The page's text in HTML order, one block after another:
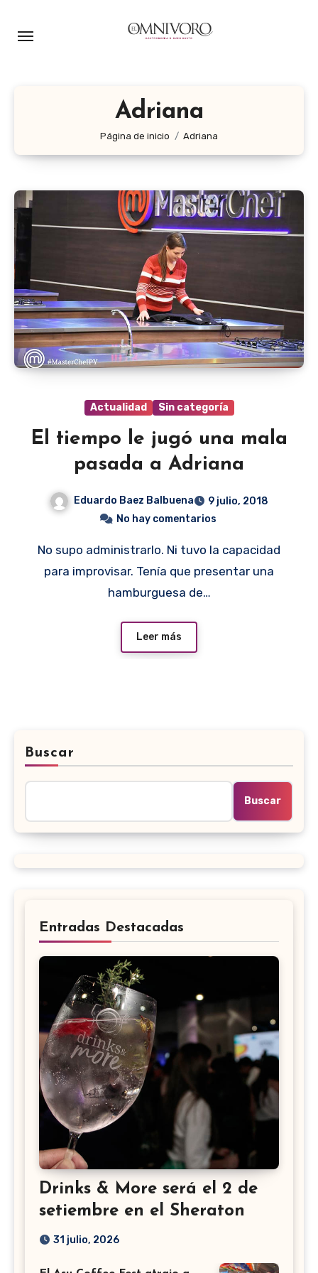
Adriana
Página de inicio Adriana
Actualidad Sin categoría
El tiempo le jugó una mala
pasada a Adriana
Eduardo Baez Balbuena
9 julio, 2018
No hay comentarios
No supo administrarlo. Ni tuvo la capacidad
para improvisar. Tenía que presentar una
hamburguesa de…
Leer más
Buscar
Buscar
Entradas Destacadas
Drinks & More será el 2 de
setiembre en el Sheraton
31 julio, 2026